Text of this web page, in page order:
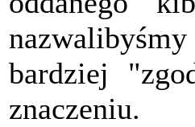
bardziej
znaczeniu.